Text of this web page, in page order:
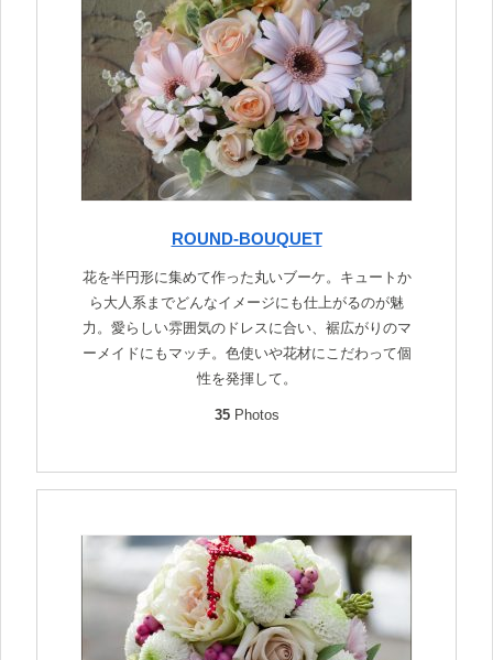
ROUND-BOUQUET
花を半円形に集めて作った丸いブーケ。キュートか
ら大人系までどんなイメージにも仕上がるのが魅
力。愛らしい雰囲気のドレスに合い、裾広がりのマ
ーメイドにもマッチ。色使いや花材にこだわって個
性を発揮して。
35Photos